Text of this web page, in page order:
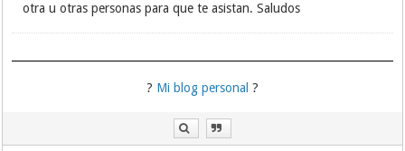
otra u otras personas para que te asistan. Saludos
? Mi blog personal ?